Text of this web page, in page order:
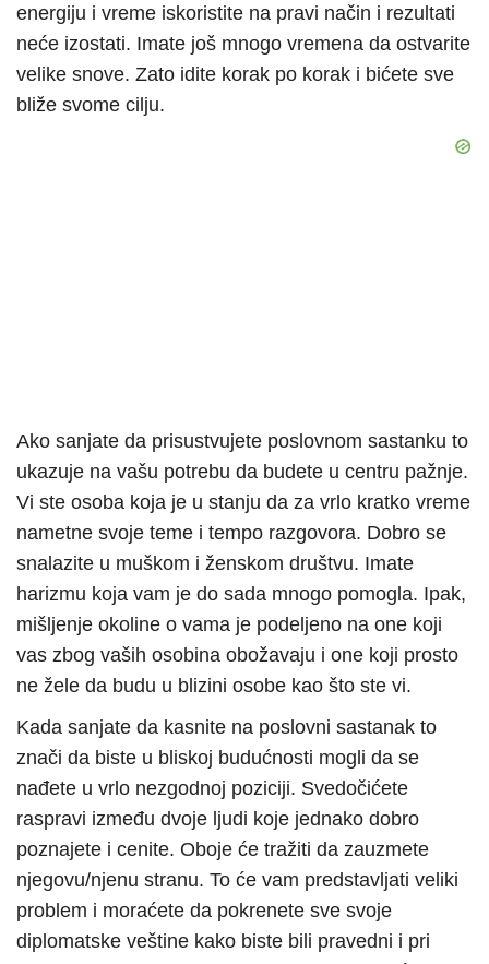
energiju i vreme iskoristite na pravi način i rezultati
neće izostati. Imate još mnogo vremena da ostvarite
velike snove. Zato idite korak po korak i bićete sve
bliže svome cilju.
Ako sanjate da prisustvujete poslovnom sastanku to
ukazuje na vašu potrebu da budete u centru pažnje.
Vi ste osoba koja je u stanju da za vrlo kratko vreme
nametne svoje teme i tempo razgovora. Dobro se
snalazite u muškom i ženskom društvu. Imate
harizmu koja vam je do sada mnogo pomogla. Ipak,
mišljenje okoline o vama je podeljeno na one koji
vas zbog vaših osobina obožavaju i one koji prosto
ne žele da budu u blizini osobe kao što ste vi.
Kada sanjate da kasnite na poslovni sastanak to
znači da biste u bliskoj budućnosti mogli da se
nađete u vrlo nezgodnoj poziciji. Svedočićete
raspravi između dvoje ljudi koje jednako dobro
poznajete i cenite. Oboje će tražiti da zauzmete
njegovu/njenu stranu. To će vam predstavljati veliki
problem i moraćete da pokrenete sve svoje
diplomatske veštine kako biste bili pravedni i pri